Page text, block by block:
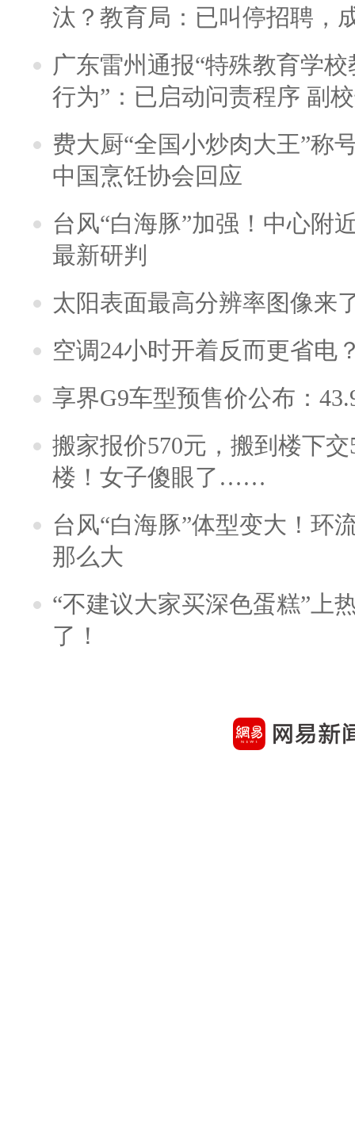
汰？教育局：已叫停招聘，
广东雷州通报“特殊教育学
行为”：已启动问责程序 副
费大厨“全国小炒肉大王”称
中国烹饪协会回应
台风“白海豚”加强！中心附
最新研判
太阳表面最高分辨率图像来
空调24小时开着反而更省电
享界G9车型预售价公布：
搬家报价570元，搬到楼下
楼！女子傻眼了……
台风“白海豚”体型变大！环
那么大
“不建议大家买深色蛋糕”上
了！